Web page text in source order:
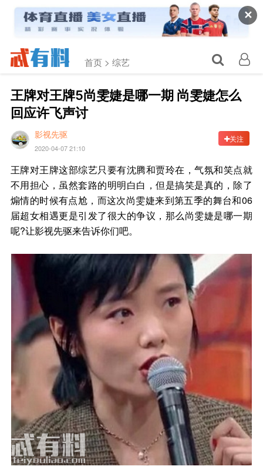
✕
首页 > 综艺
王牌对王牌5尚雯婕是哪一期 尚雯婕怎么
回应许飞声讨
影视先驱
2020-04-07 21:10
关注
王牌对王牌这部综艺只要有沈腾和贾玲在，气氛和笑点就
不用担心，虽然套路的明明白白，但是搞笑是真的，除了
煽情的时候有点尬，而这次尚雯婕来到第五季的舞台和06
届超女相遇更是引发了很大的争议，那么尚雯婕是哪一期
呢?让影视先驱来告诉你们吧。